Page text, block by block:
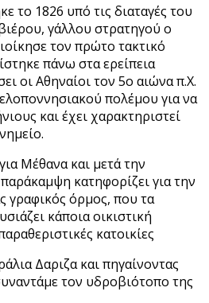
το 1826 υπό τις διαταγές του
γάλλου στρατηγού ο
τον πρώτο τακτικό
πάνω στα ερείπεια
οι Αθηναίοι τον 5ο αιώνα π.Χ.
πολέμου για να
και έχει χαρακτηριστεί
Μέθανα και μετά την
κατηφορίζει για την
γραφικός όρμος, που τα
κάποια οικιστική
κατοικίες
Δαριζα και πηγαίνοντας
τον υδροβιότοπο της